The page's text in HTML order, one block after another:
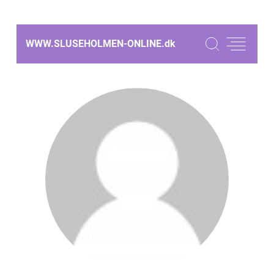
WWW.SLUSEHOLMEN-ONLINE.dk